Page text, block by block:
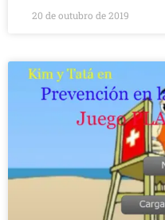
20 de outubro de 2019